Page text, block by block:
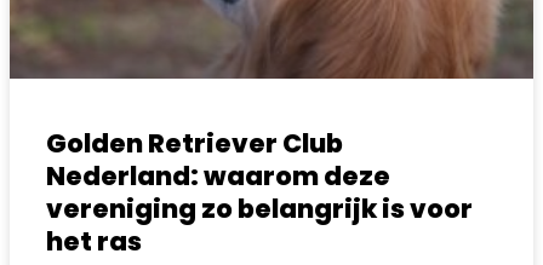
Golden Retriever Club
Nederland: waarom deze
vereniging zo belangrijk is voor
het ras